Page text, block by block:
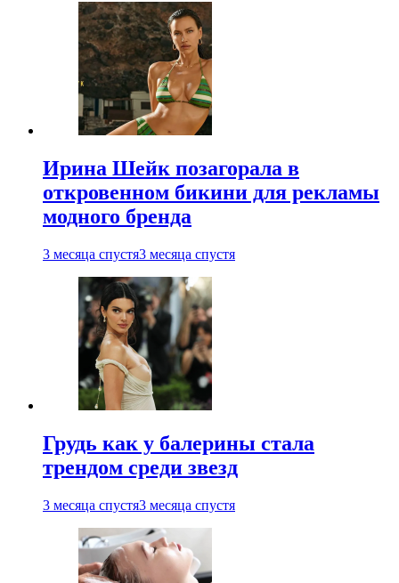
Ирина Шейк позагорала в
откровенном бикини для рекламы
модного бренда
3 месяца спустя3 месяца спустя
Грудь как у балерины стала
трендом среди звезд
3 месяца спустя3 месяца спустя